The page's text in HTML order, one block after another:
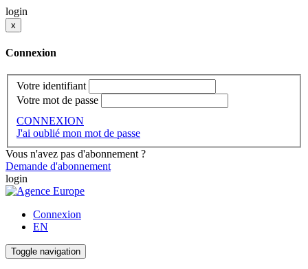
login
x
Connexion
Votre identifiant
Votre mot de passe
CONNEXION
J'ai oublié mon mot de passe
Vous n'avez pas d'abonnement ?
Demande d'abonnement
login
Connexion
EN
Toggle navigation